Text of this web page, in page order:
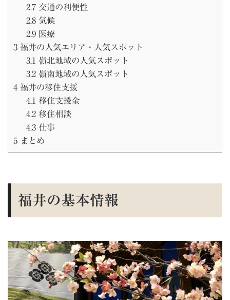
2.7交通の利便性
2.8気候
2.9医療
3 福井の人気エリア・人気スポット
3.1 嶺北地域の人気スポット
3.2嶺南地域の人気スポット
4 福井の移住支援
4.1
移住支援金
4.2移住相談
4.3仕事
5 まとめ
福井の基本情報